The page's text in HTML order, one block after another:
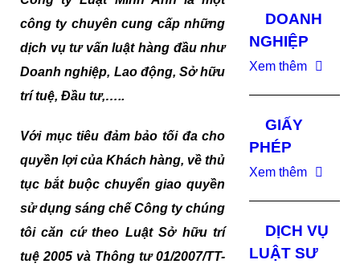
công ty chuyên cung cấp những
dịch vụ tư vấn luật hàng đầu như
Doanh nghiệp, Lao động, Sở hữu
trí tuệ, Đầu tư,…..
Với mục tiêu đảm bảo tối đa cho
quyền lợi của Khách hàng, về thủ
tục bắt buộc chuyển giao quyền
sử dụng sáng chế Công ty chúng
tôi căn cứ theo Luật Sở hữu trí
tuệ 2005 và Thông tư 01/2007/TT-
DOANH
NGHIỆP
Xem thêm
GIẤY
PHÉP
Xem thêm
DỊCH VỤ
LUẬT SƯ